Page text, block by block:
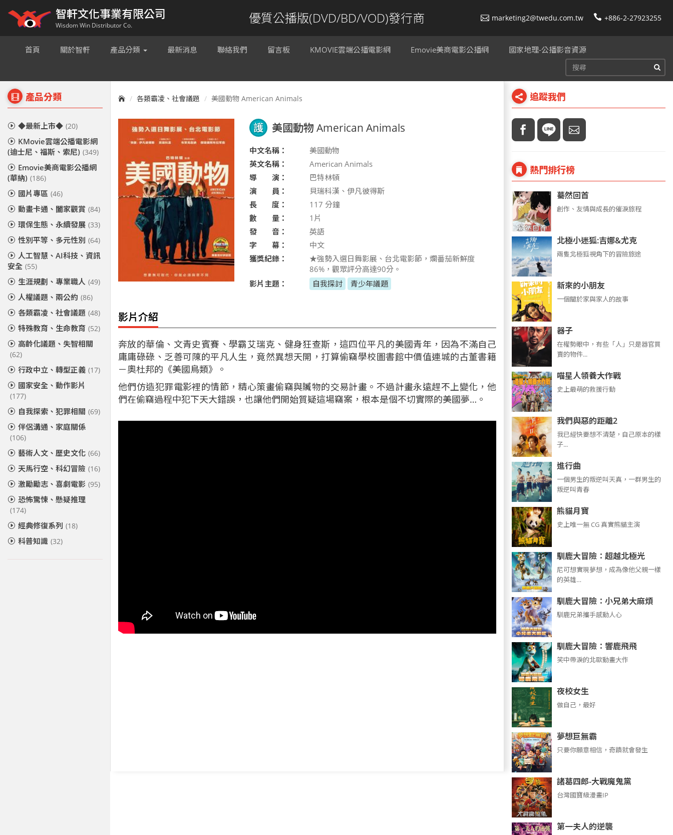
智軒文化事業有限公司
Wisdom Win Distributor Co. 優質公播版(DVD/BD/VOD)發行商 marketing2@twedu.com.tw +886-2-27923255
首頁 關於智軒 產品分類 最新消息 聯絡我們 留言板 KMOVIE雲端公播電影網 Emovie美商電影公播網 國家地理-公播影音資源
產品分類
◆最新上市◆ (20)
KMovie雲端公播電影網
(迪士尼、福斯、索尼) (349)
Emovie美商電影公播網
(華納) (186)
國片專區 (46)
動畫卡通、闔家觀賞 (84)
環保生態、永續發展 (33)
性別平等、多元性別 (64)
人工智慧、AI科技、資訊
安全 (55)
生涯規劃、專業職人 (49)
人權議題、兩公約 (86)
各類霸凌、社會議題 (48)
特殊教育、生命教育 (52)
高齡化議題、失智相關
(62)
行政中立、轉型正義 (17)
國家安全、動作影片
(177)
自我探索、犯罪相關 (69)
伴侶溝通、家庭關係
(106)
藝術人文、歷史文化 (66)
天馬行空、科幻冒險 (16)
激勵勵志、喜劇電影 (95)
恐怖驚悚、懸疑推理
(174)
經典修復系列 (18)
科普知識 (32)
各類霸凌、社會議題 美國動物 American Animals
護 美國動物 American Animals
中文名稱：
美國動物
英文名稱：
American Animals
導 演：
巴特林頓
演 員：
貝瑞科漢、伊凡彼得斯
長 度：
117 分鐘
數 量：
1片
發 音：
英語
字 幕：
中文
獲獎紀錄：
★強勢入選日舞影展、台北電影節，爛番茄新鮮度
86%，觀眾評分高達90分。
影片主題：
自我探討 青少年議題
影片介紹
奔放的華倫、文青史賓賽、學霸艾瑞克、健身狂查斯，這四位平凡的美國青年，因為不滿自己
庸庸碌碌、乏善可陳的平凡人生，竟然異想天開，打算偷竊學校圖書館中價值連城的古董書籍
－奧杜邦的《美國鳥類》。
他們仿造犯罪電影裡的情節，精心策畫偷竊與贓物的交易計畫。不過計畫永遠趕不上變化，他
們在偷竊過程中犯下天大錯誤，也讓他們開始質疑這場竊案，根本是個不切實際的美國夢…。
追蹤我們
熱門排行榜
驀然回首
創作、友情與成長的催淚旅程
北極小迷狐:吉娜&尤克
兩隻北極狐視角下的冒險旅途
新來的小朋友
一個關於家與家人的故事
器子
在權勢眼中，有些「人」只是器官買
賣的物件...
喵星人領養大作戰
史上最萌的救援行動
我們與惡的距離2
我已經快要想不清楚，自己原本的樣
子...
進行曲
​​​一個男生的叛逆叫天真，一群男生的
叛逆叫青春
熊貓月寶
史上唯一無 CG 真實熊貓主演
馴鹿大冒險：超越北極光
尼可想實現夢想，成為像他父親一樣
的英雄…
馴鹿大冒險：小兄弟大麻煩
馴鹿兄弟攜手感動人心
馴鹿大冒險：響鹿飛飛
笑中帶淚的北歐動畫大作
夜校女生
做自己，最好
夢想巨無霸
只要你願意相信，奇蹟就會發生
諸葛四郎-大戰魔鬼黨
台灣國寶級漫畫IP
第一夫人的逆襲